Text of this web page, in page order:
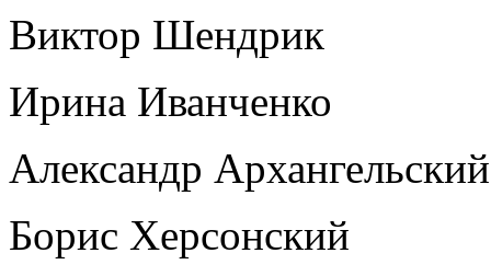
Виктор Шендрик
Ирина Иванченко
Александр Архангельский
Борис Херсонский